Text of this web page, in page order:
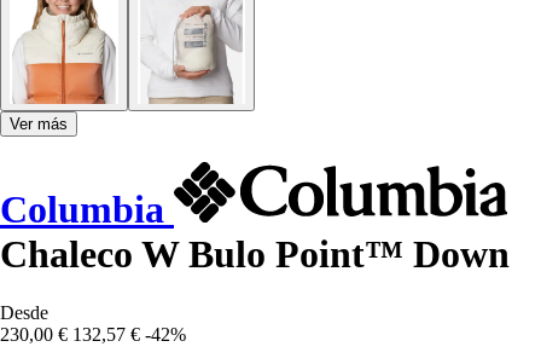
Ver más
Columbia
Chaleco W Bulo Point™ Down
Desde
230,00 € 132,57 € -42%